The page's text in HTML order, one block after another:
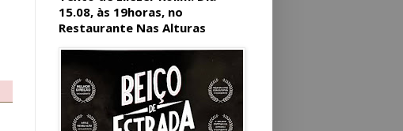
15.08, às 19horas, no
Restaurante Nas Alturas